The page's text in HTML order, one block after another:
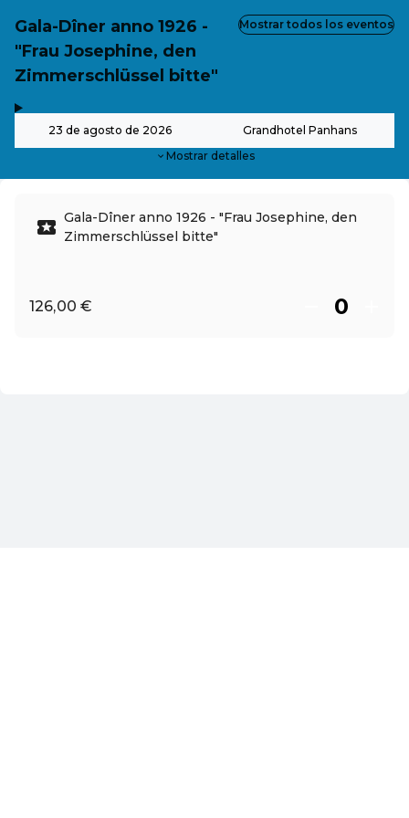
Gala-Dîner anno 1926 -
"Frau Josephine, den
Zimmerschlüssel bitte"
23 de agosto de 2026 Grandhotel Panhans
Mostrar detalles
Mostrar todos los eventos
Gala-Dîner anno 1926 - "Frau Josephine, den
Zimmerschlüssel bitte"
126,00 €